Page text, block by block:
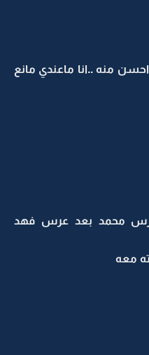
منه ..انا ماعندي مانع
محمد بعد عرس فهد
معه